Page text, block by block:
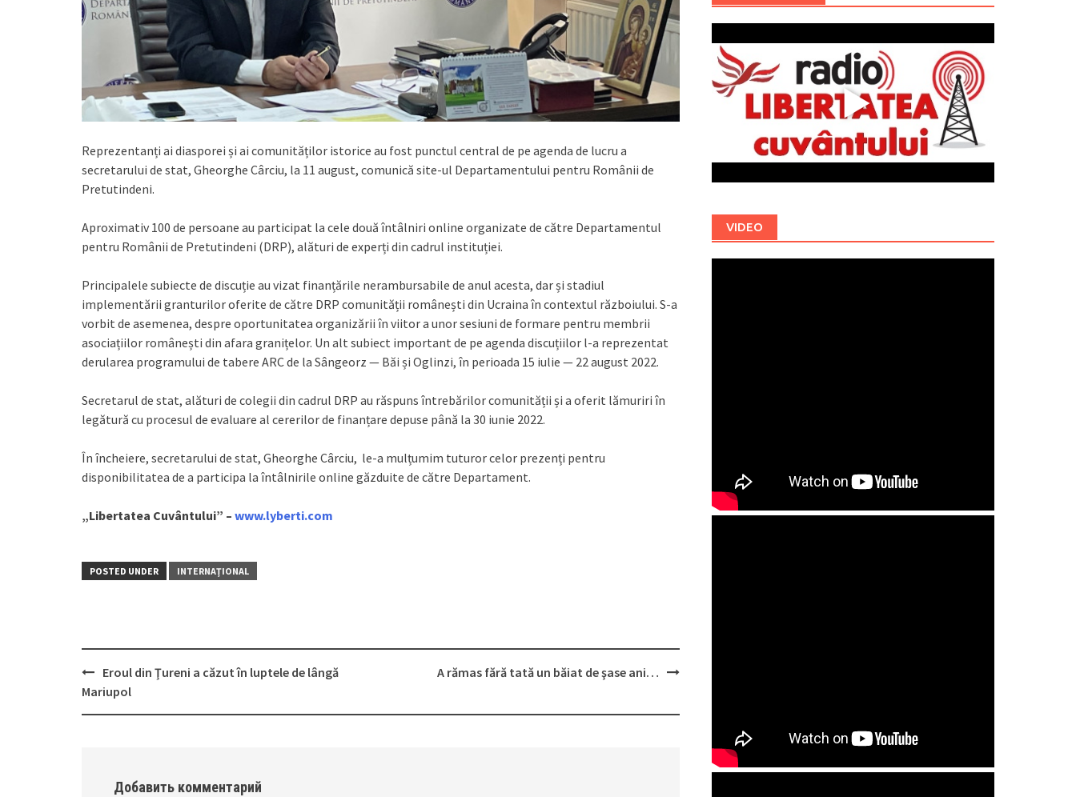
Reprezentanți ai diasporei și ai comunităților istorice au fost punctul central de pe agenda de lucru a
secretarului de stat, Gheorghe Cârciu, la 11 august, comunică site-ul Departamentului pentru Românii de
Pretutindeni.
Aproximativ 100 de persoane au participat la cele două întâlniri online organizate de către Departamentul
pentru Românii de Pretutindeni (DRP), alături de experți din cadrul instituției.
Principalele subiecte de discuție au vizat finanțările nerambursabile de anul acesta, dar și stadiul
implementării granturilor oferite de către DRP comunității românești din Ucraina în contextul războiului. S-a
vorbit de asemenea, despre oportunitatea organizării în viitor a unor sesiuni de formare pentru membrii
asociațiilor românești din afara granițelor. Un alt subiect important de pe agenda discuțiilor l-a reprezentat
derularea programului de tabere ARC de la Sângeorz — Băi și Oglinzi, în perioada 15 iulie — 22 august 2022.
Secretarul de stat, alături de colegii din cadrul DRP au răspuns întrebărilor comunității și a oferit lămuriri în
legătură cu procesul de evaluare al cererilor de finanțare depuse până la 30 iunie 2022.
În încheiere, secretarului de stat, Gheorghe Cârciu, le-a mulțumim tuturor celor prezenți pentru
disponibilitatea de a participa la întâlnirile online găzduite de către Departament.
„Libertatea Cuvântului” – www.lyberti.com
POSTED UNDER INTERNAŢIONAL
Post
navigation
Eroul din Ţureni a căzut în luptele de lângă
Mariupol
A rămas fără tată un băiat de şase ani…
Добавить комментарий
VIDEO